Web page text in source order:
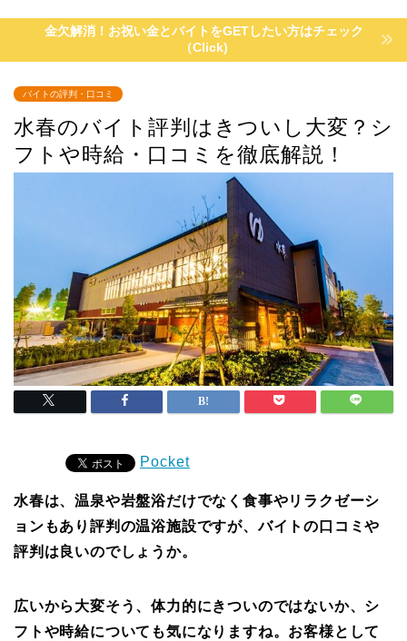
金欠解消！お祝い金とバイトをGETしたい方はチェック
（Click)
バイトの評判・口コミ
水春のバイト評判はきついし大変？シ
フトや時給・口コミを徹底解説！
Pocket
水春は、温泉や岩盤浴だけでなく食事やリラクゼーシ
ョンもあり評判の温浴施設ですが、バイトの口コミや
評判は良いのでしょうか。
広いから大変そう、体力的にきついのではないか、シ
フトや時給についても気になりますね。お客様として